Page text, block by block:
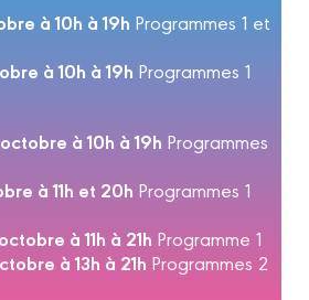
à 10h à 19h Programmes 1 et
à 10h à 19h Programmes 1
à 10h à 19h Programmes
à 11h et 20h Programmes 1
à 11h à 21h Programme 1
à 13h à 21h Programmes 2